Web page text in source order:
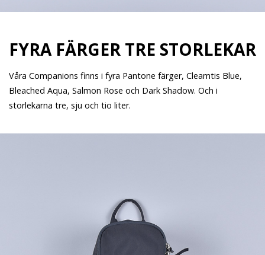
FYRA FÄRGER TRE STORLEKAR
Våra Companions finns i fyra Pantone färger, Cleamtis Blue,
Bleached Aqua, Salmon Rose och Dark Shadow. Och i
storlekarna tre, sju och tio liter.